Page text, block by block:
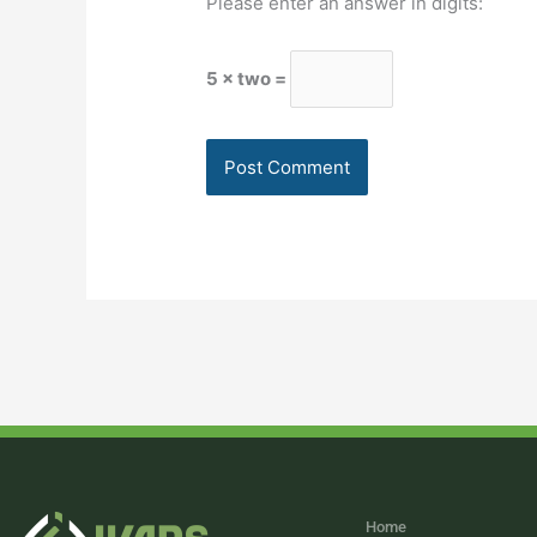
5 × two =
Home